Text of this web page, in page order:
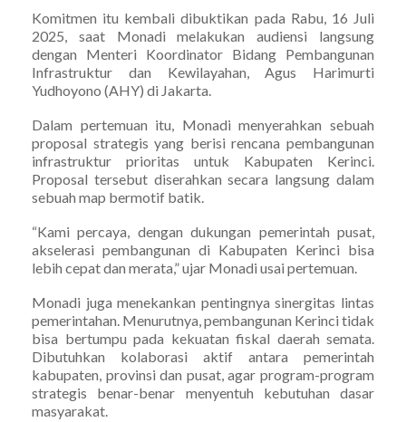
Komitmen itu kembali dibuktikan pada Rabu, 16 Juli
2025, saat Monadi melakukan audiensi langsung
dengan Menteri Koordinator Bidang Pembangunan
Infrastruktur dan Kewilayahan, Agus Harimurti
Yudhoyono (AHY) di Jakarta.
Dalam pertemuan itu, Monadi menyerahkan sebuah
proposal strategis yang berisi rencana pembangunan
infrastruktur prioritas untuk Kabupaten Kerinci.
Proposal tersebut diserahkan secara langsung dalam
sebuah map bermotif batik.
“Kami percaya, dengan dukungan pemerintah pusat,
akselerasi pembangunan di Kabupaten Kerinci bisa
lebih cepat dan merata,” ujar Monadi usai pertemuan.
Monadi juga menekankan pentingnya sinergitas lintas
pemerintahan. Menurutnya, pembangunan Kerinci tidak
bisa bertumpu pada kekuatan fiskal daerah semata.
Dibutuhkan kolaborasi aktif antara pemerintah
kabupaten, provinsi dan pusat, agar program-program
strategis benar-benar menyentuh kebutuhan dasar
masyarakat.